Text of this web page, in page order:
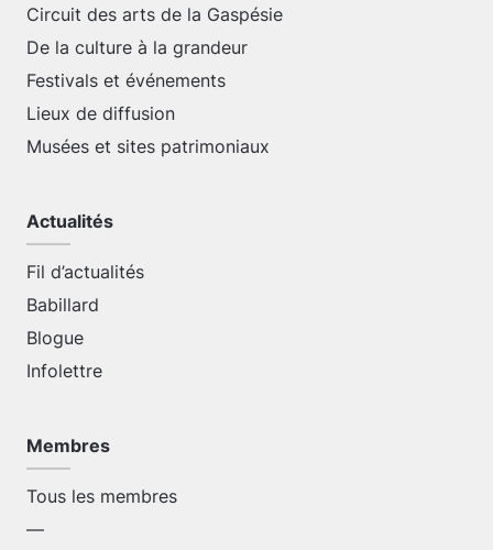
Circuit des arts de la Gaspésie
De la culture à la grandeur
Festivals et événements
Lieux de diffusion
Musées et sites patrimoniaux
Actualités
Fil d’actualités
Babillard
Blogue
Infolettre
Membres
Tous les membres
—